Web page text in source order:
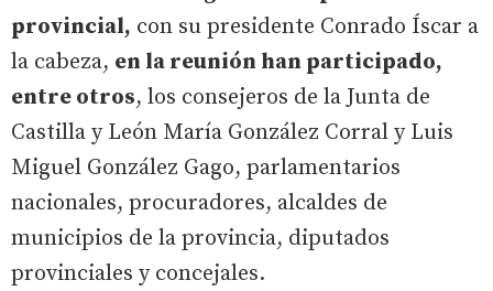
provincial, con su presidente Conrado Íscar a
la cabeza, en la reunión han participado,
entre otros, los consejeros de la Junta de
Castilla y León María González Corral y Luis
Miguel González Gago, parlamentarios
nacionales, procuradores, alcaldes de
municipios de la provincia, diputados
provinciales y concejales.